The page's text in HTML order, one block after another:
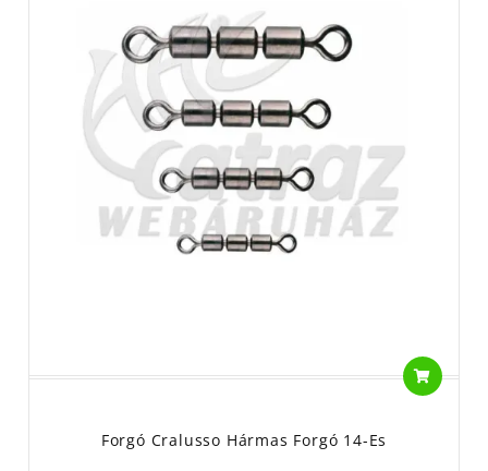
Forgó Cralusso Hármas Forgó 14-Es